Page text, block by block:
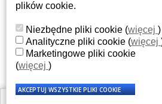
DO LAPTOPA ACER 5740Z?
Odpowiedni ekran można
konkretnego modelu
oznaczenie można znaleźć
na spodzie laptopa lub pod
również umieszczone na
pęknięty ekran został
Dane osobowe
Adresy
Historia zamówień
plików cookie.
Niezbędne pliki cookie (więcej )
Analityczne pliki cookie (więcej
Marketingowe pliki cookie
(więcej )